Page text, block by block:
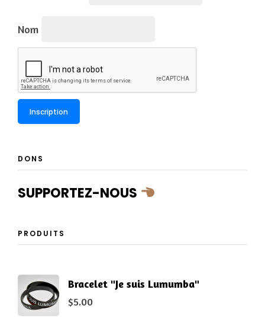
Nom
DONS
SUPPORTEZ-NOUS
PRODUITS
Bracelet "Je suis Lumumba"
$5.00